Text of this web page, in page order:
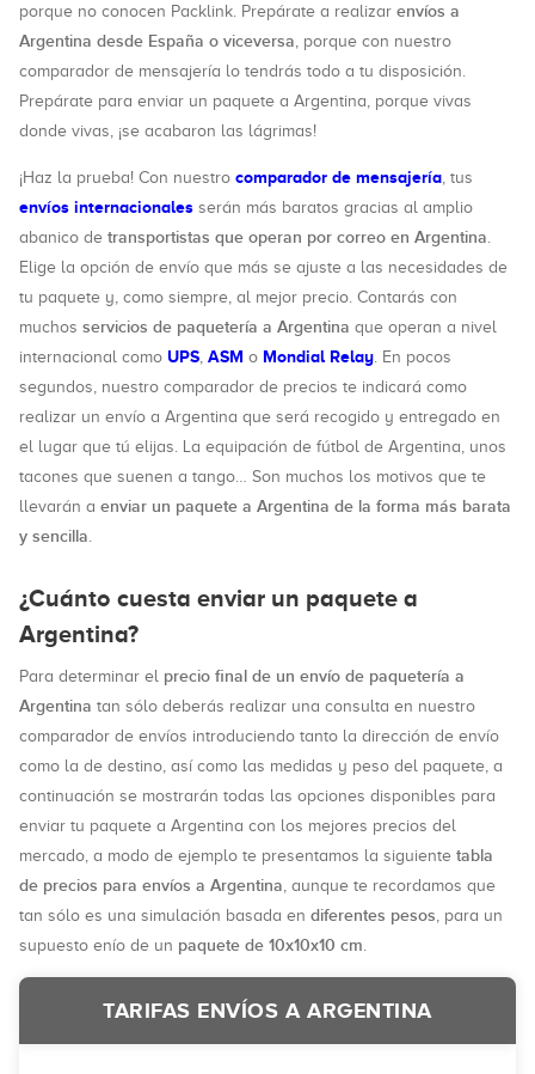
porque no conocen Packlink. Prepárate a realizar envíos a
Argentina desde España o viceversa, porque con nuestro
comparador de mensajería lo tendrás todo a tu disposición.
Prepárate para enviar un paquete a Argentina, porque vivas
donde vivas, ¡se acabaron las lágrimas!
¡Haz la prueba! Con nuestro comparador de mensajería, tus
envíos internacionales serán más baratos gracias al amplio
abanico de transportistas que operan por correo en Argentina.
Elige la opción de envío que más se ajuste a las necesidades de
tu paquete y, como siempre, al mejor precio. Contarás con
muchos servicios de paquetería a Argentina que operan a nivel
internacional como UPS, ASM o Mondial Relay. En pocos
segundos, nuestro comparador de precios te indicará como
realizar un envío a Argentina que será recogido y entregado en
el lugar que tú elijas. La equipación de fútbol de Argentina, unos
tacones que suenen a tango… Son muchos los motivos que te
llevarán a enviar un paquete a Argentina de la forma más barata
y sencilla.
¿Cuánto cuesta enviar un paquete a
Argentina?
Para determinar el precio final de un envío de paquetería a
Argentina tan sólo deberás realizar una consulta en nuestro
comparador de envíos introduciendo tanto la dirección de envío
como la de destino, así como las medidas y peso del paquete, a
continuación se mostrarán todas las opciones disponibles para
enviar tu paquete a Argentina con los mejores precios del
mercado, a modo de ejemplo te presentamos la siguiente tabla
de precios para envíos a Argentina, aunque te recordamos que
tan sólo es una simulación basada en diferentes pesos, para un
supuesto enío de un paquete de 10x10x10 cm.
TARIFAS ENVÍOS A ARGENTINA